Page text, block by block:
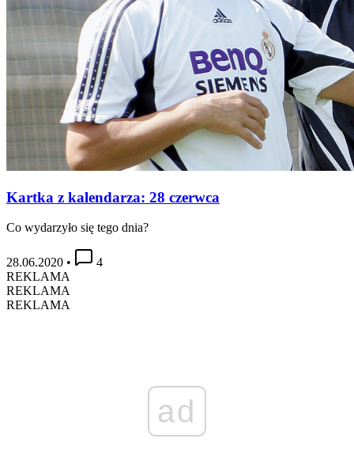
Kartka z kalendarza: 28 czerwca
Co wydarzyło się tego dnia?
28.06.2020 •
4
REKLAMA
REKLAMA
REKLAMA
ad